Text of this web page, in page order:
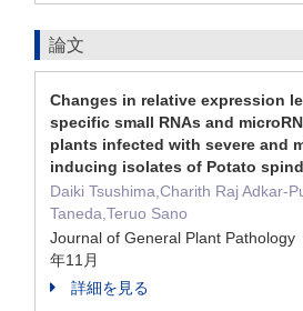
論文
Changes in relative expression
specific small RNAs and
plants infected with severe and
inducing isolates of Potato
Daiki Tsushima,Charith Raj Adkar-
Taneda,Teruo Sano
Journal of General Plant
年11月
詳細を見る